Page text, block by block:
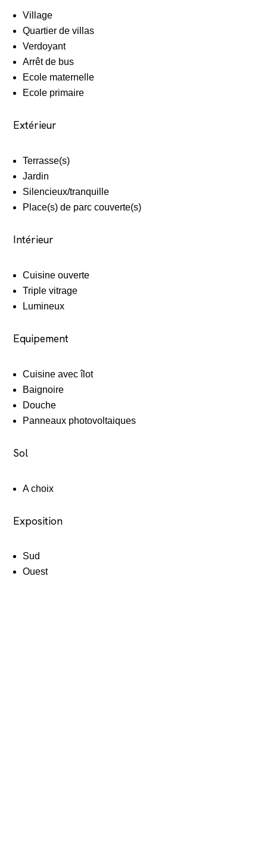
Village
Quartier de villas
Verdoyant
Arrêt de bus
Ecole maternelle
Ecole primaire
Extérieur
Terrasse(s)
Jardin
Silencieux/tranquille
Place(s) de parc couverte(s)
Intérieur
Cuisine ouverte
Triple vitrage
Lumineux
Equipement
Cuisine avec îlot
Baignoire
Douche
Panneaux photovoltaiques
Sol
A choix
Exposition
Sud
Ouest